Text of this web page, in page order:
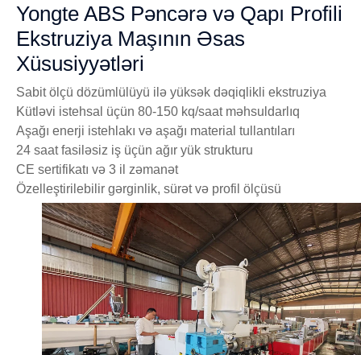
Yongte ABS Pəncərə və Qapı Profili
Ekstruziya Maşının Əsas
Xüsusiyyətləri
Sabit ölçü dözümlülüyü ilə yüksək dəqiqlikli ekstruziya
Kütləvi istehsal üçün 80-150 kq/saat məhsuldarlıq
Aşağı enerji istehlakı və aşağı material tullantıları
24 saat fasiləsiz iş üçün ağır yük strukturu
CE sertifikatı və 3 il zəmanət
Özelleştirilebilir gərginlik, sürət və profil ölçüsü